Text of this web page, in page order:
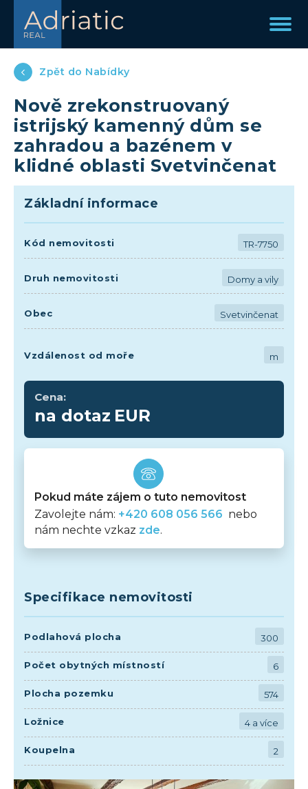
Zpět do Nabídky
Nově zrekonstruovaný
istrijský kamenný dům se
zahradou a bazénem v
klidné oblasti Svetvinčenat
Základní informace
Kód nemovitosti TR-7750
Druh nemovitosti Domy a vily
Obec Svetvinčenat
Vzdálenost od moře m
Cena:
na dotaz EUR
Pokud máte zájem o tuto nemovitost
Zavolejte nám: +420 608 056 566 nebo
nám nechte vzkaz zde.
Specifikace nemovitosti
Podlahová plocha 300
Počet obytných místností 6
Plocha pozemku 574
Ložnice 4 a více
Koupelna 2